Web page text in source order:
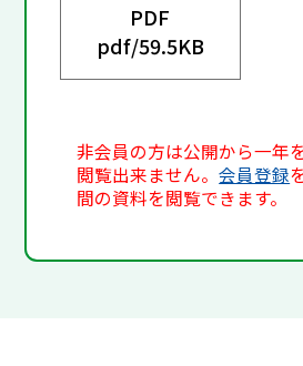
PDF
pdf/59.5KB
非会員の方は公開から一年
閲覧出来ません。会員登録
間の資料を閲覧できます。